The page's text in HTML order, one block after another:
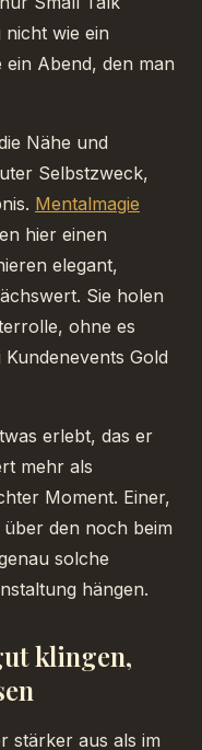
nicht wie ein
Abend, den man
Nähe und
Selbstzweck,
Mentalmagie
hier einen
elegant,
Sie holen
ohne es
Gold
erlebt, das er
mehr als
Moment. Einer,
den noch beim
solche
hängen.
klingen,
stärker aus als im